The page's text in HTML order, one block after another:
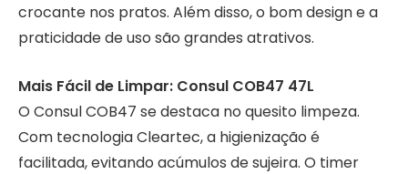
crocante nos pratos. Além disso, o bom design e a
praticidade de uso são grandes atrativos.
Mais Fácil de Limpar: Consul COB47 47L
O Consul COB47 se destaca no quesito limpeza.
Com tecnologia Cleartec, a higienização é
facilitada, evitando acúmulos de sujeira. O timer